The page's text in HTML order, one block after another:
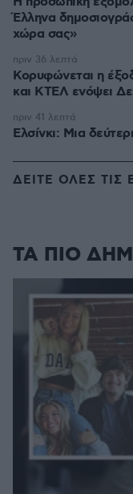
Έλληνα
χώρα σας»
Κορυφώνεται η
και ΚΤΕΛ ενόψει
πριν 36 λεπτά
Ελσίνκι: Mια
πριν 41 λεπτά
ΔΕΙΤΕ ΟΛΕΣ ΤΙΣ
ΤΑ ΠΙΟ